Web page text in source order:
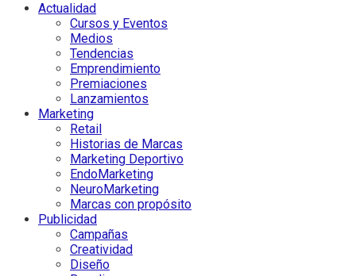
Actualidad
Cursos y Eventos
Medios
Tendencias
Emprendimiento
Premiaciones
Lanzamientos
Marketing
Retail
Historias de Marcas
Marketing Deportivo
EndoMarketing
NeuroMarketing
Marcas con propósito
Publicidad
Campañas
Creatividad
Diseño